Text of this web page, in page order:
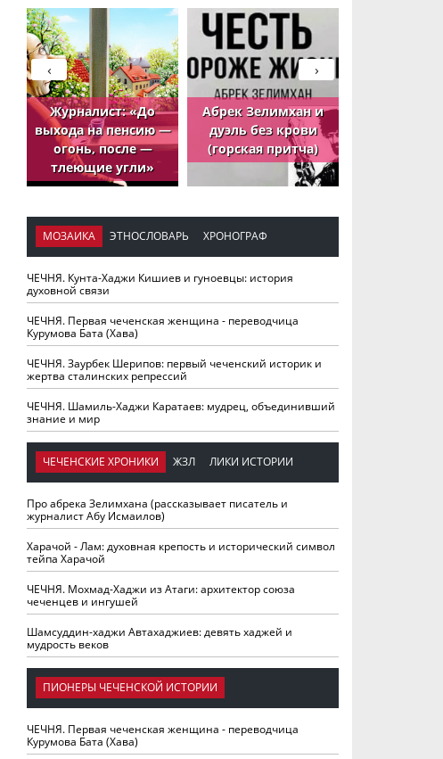
Журналист: «До
выхода на пенсию —
огонь, после —
тлеющие угли»
Абрек Зелимхан и
дуэль без крови
(горская притча)
›
‹
МОЗАИКА ЭТНОСЛОВАРЬ ХРОНОГРАФ
ЧЕЧНЯ. Кунта-Хаджи Кишиев и гуноевцы: история
духовной связи
ЧЕЧНЯ. Первая чеченская женщина - переводчица
Курумова Бата (Хава)
ЧЕЧНЯ. Заурбек Шерипов: первый чеченский историк и
жертва сталинских репрессий
ЧЕЧНЯ. Шамиль-Хаджи Каратаев: мудрец, объединивший
знание и мир
ЧЕЧЕНСКИЕ ХРОНИКИ ЖЗЛ ЛИКИ ИСТОРИИ
Про абрека Зелимхана (рассказывает писатель и
журналист Абу Исмаилов)
Харачой - Лам: духовная крепость и исторический символ
тейпа Харачой
ЧЕЧНЯ. Мохмад-Хаджи из Атаги: архитектор союза
чеченцев и ингушей
Шамсуддин-хаджи Автахаджиев: девять хаджей и
мудрость веков
ПИОНЕРЫ ЧЕЧЕНСКОЙ ИСТОРИИ
ЧЕЧНЯ. Первая чеченская женщина - переводчица
Курумова Бата (Хава)